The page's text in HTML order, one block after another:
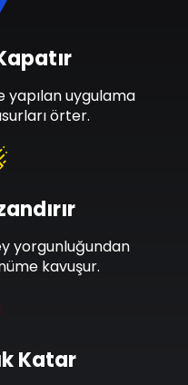
Katar
yorgunluğundan
kavuşur.
yapılan uygulama
örter.